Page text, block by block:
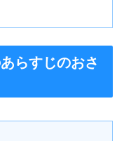
らすじのおさ